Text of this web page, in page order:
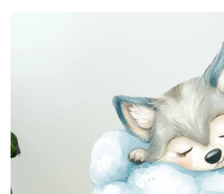
stelle.